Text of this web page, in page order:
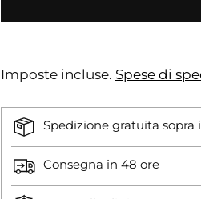
Imposte incluse. Spese di
Spedizione gratuita sopra
Consegna in 48 ore